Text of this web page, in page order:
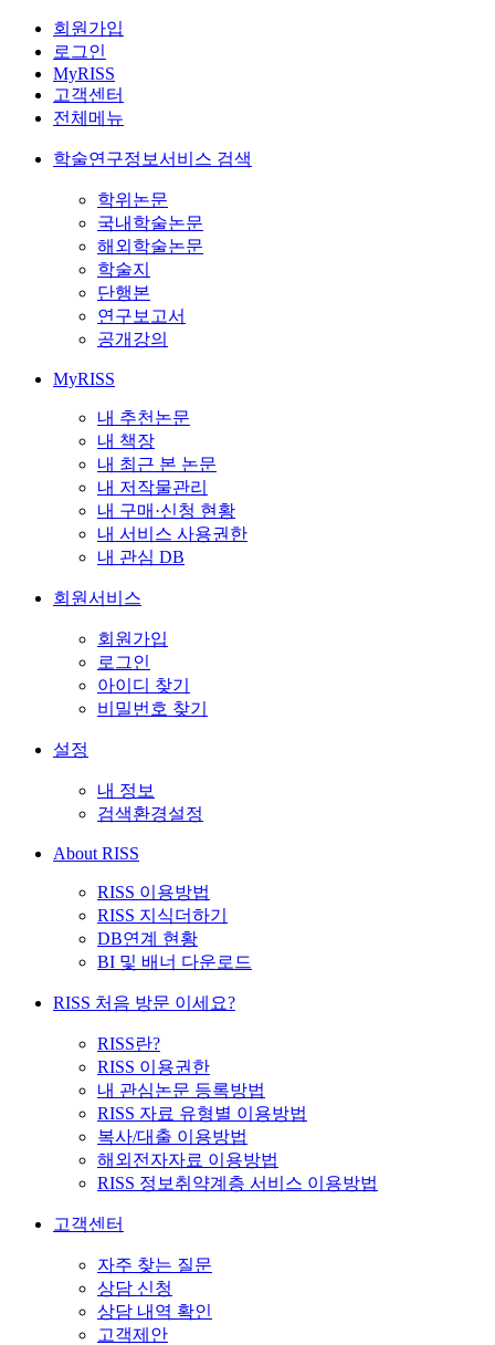
회원가입
로그인
MyRISS
고객센터
전체메뉴
학술연구정보서비스 검색
학위논문
국내학술논문
해외학술논문
학술지
단행본
연구보고서
공개강의
MyRISS
내 추천논문
내 책장
내 최근 본 논문
내 저작물관리
내 구매·신청 현황
내 서비스 사용권한
내 관심 DB
회원서비스
회원가입
로그인
아이디 찾기
비밀번호 찾기
설정
내 정보
검색환경설정
About RISS
RISS 이용방법
RISS 지식더하기
DB연계 현황
BI 및 배너 다운로드
RISS 처음 방문 이세요?
RISS란?
RISS 이용권한
내 관심논문 등록방법
RISS 자료 유형별 이용방법
복사/대출 이용방법
해외전자자료 이용방법
RISS 정보취약계층 서비스 이용방법
고객센터
자주 찾는 질문
상담 신청
상담 내역 확인
고객제안